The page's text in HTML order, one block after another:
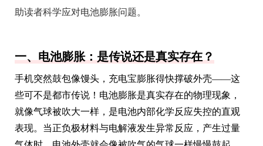
助读者科学应对电池膨胀问题。
一、电池膨胀：是传说还是真实存在？
手机突然鼓包像馒头，充电宝膨胀得快撑破外壳——这
些可不是都市传说！电池膨胀是真实存在的物理现象，
就像气球被吹大一样，是电池内部化学反应失控的直观
表现。当正负极材料与电解液发生异常反应，产生过量